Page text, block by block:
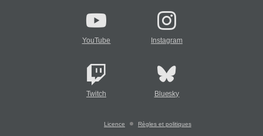
YouTube Instagram
Twitch Bluesky
Licence Règles et politiques